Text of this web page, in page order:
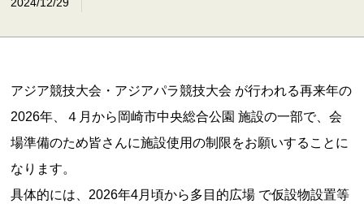
アジア競技大会・アジアパラ競技大会 が行われる再来年の
2026年、４月から岡崎市中央総合公園 施設の一部で、会
場準備のため皆さんに施設使用の制限をお願いすることに
なります。
具体的には、2026年4月頃から多目的広場 で仮設物設置等